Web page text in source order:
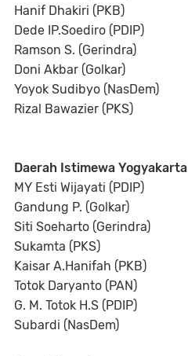
Hanif Dhakiri (PKB)
Dede IP.Soediro (PDIP)
Ramson S. (Gerindra)
Doni Akbar (Golkar)
Yoyok Sudibyo (NasDem)
Rizal Bawazier (PKS)
Daerah Istimewa Yogyakarta
MY Esti Wijayati (PDIP)
Gandung P. (Golkar)
Siti Soeharto (Gerindra)
Sukamta (PKS)
Kaisar A.Hanifah (PKB)
Totok Daryanto (PAN)
G. M. Totok H.S (PDIP)
Subardi (NasDem)